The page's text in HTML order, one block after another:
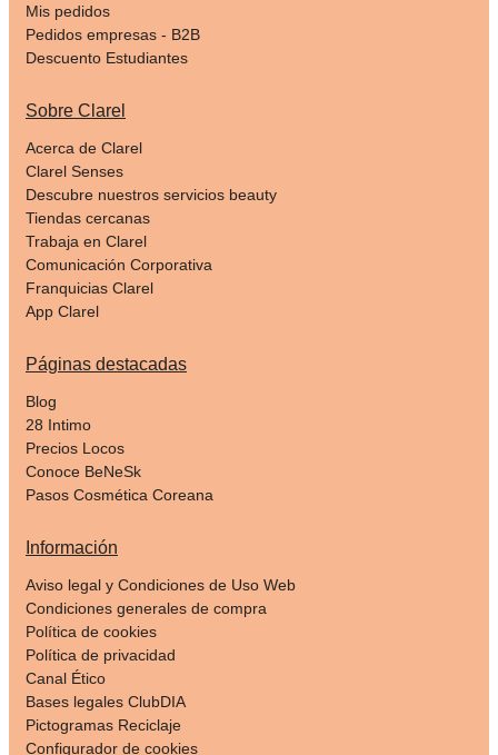
Mis pedidos
Pedidos empresas - B2B
Descuento Estudiantes
Sobre Clarel
Acerca de Clarel
Clarel Senses
Descubre nuestros servicios beauty
Tiendas cercanas
Trabaja en Clarel
Comunicación Corporativa
Franquicias Clarel
App Clarel
Páginas destacadas
Blog
28 Intimo
Precios Locos
Conoce BeNeSk
Pasos Cosmética Coreana
Información
Aviso legal y Condiciones de Uso Web
Condiciones generales de compra
Política de cookies
Política de privacidad
Canal Ético
Bases legales ClubDIA
Pictogramas Reciclaje
Configurador de cookies